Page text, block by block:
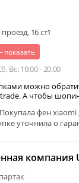
показать
Вс: 10:00 - 20:00
16 ст1
можно
trade. А чтобы
фен xiaomi
уточнила о
компания